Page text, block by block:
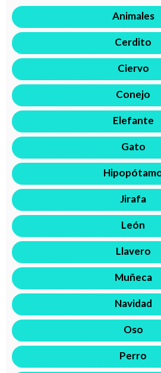
Animales
Cerdito
Ciervo
Conejo
Elefante
Gato
Jirafa
León
Llavero
Muñeca
Navidad
Oso
Perro